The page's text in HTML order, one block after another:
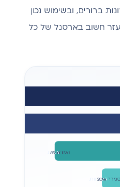
ברורים, ובשימוש נכון
עזר חשוב בארסנל של כל
פניותהמרה 7%
לקוחותסגירה 20%